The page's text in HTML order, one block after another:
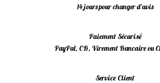
14 jours pour changer d’avis
Paiement Sécurisé
PayPal, CB, Virement Bancaire ou
Service Client